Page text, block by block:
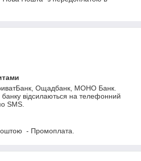
Ощадбанк, МОНО Банк.
банку відсилаються на телефонний
SMS.
- Промоплата.